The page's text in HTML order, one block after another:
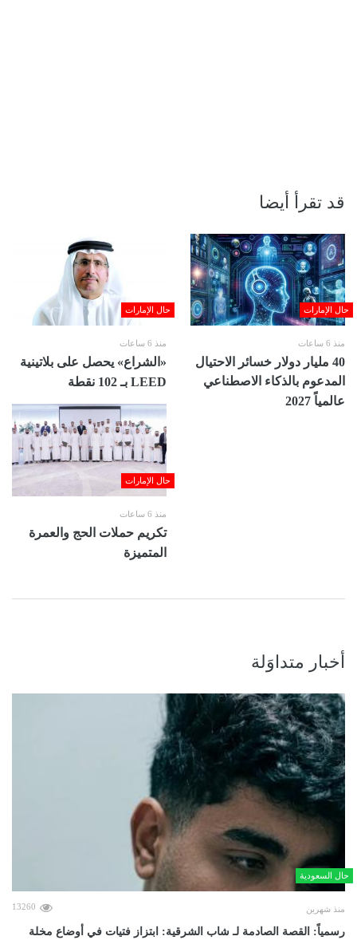
قد تقرأ أيضا
حال الإمارات
منذ 6 ساعات
40 مليار دولار خسائر الاحتيال
المدعوم بالذكاء الاصطناعي
عالمياً 2027
حال الإمارات
منذ 6 ساعات
«الشراع» يحصل على بلاتينية
LEED بـ 102 نقطة
حال الإمارات
منذ 6 ساعات
تكريم حملات الحج والعمرة
المتميزة
أخبار متداوَلة
حال السعودية
منذ شهرين 13260
رسمياً: القصة الصادمة لـ شاب الشرقية: ابتزاز فتيات في أوضاع مخلة